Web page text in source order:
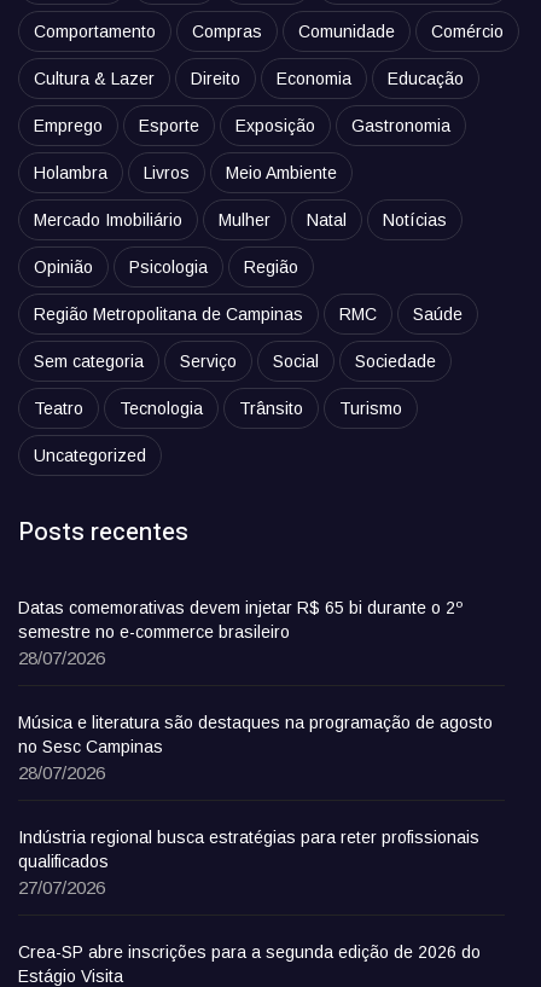
Comportamento Compras Comunidade Comércio
Cultura & Lazer Direito Economia Educação
Emprego Esporte Exposição Gastronomia
Holambra Livros Meio Ambiente
Mercado Imobiliário Mulher Natal Notícias
Opinião Psicologia Região
Região Metropolitana de Campinas RMC Saúde
Sem categoria Serviço Social Sociedade
Teatro Tecnologia Trânsito Turismo
Uncategorized
Posts recentes
Datas comemorativas devem injetar R$ 65 bi durante o 2º
semestre no e-commerce brasileiro
28/07/2026
Música e literatura são destaques na programação de agosto
no Sesc Campinas
28/07/2026
Indústria regional busca estratégias para reter profissionais
qualificados
27/07/2026
Crea-SP abre inscrições para a segunda edição de 2026 do
Estágio Visita